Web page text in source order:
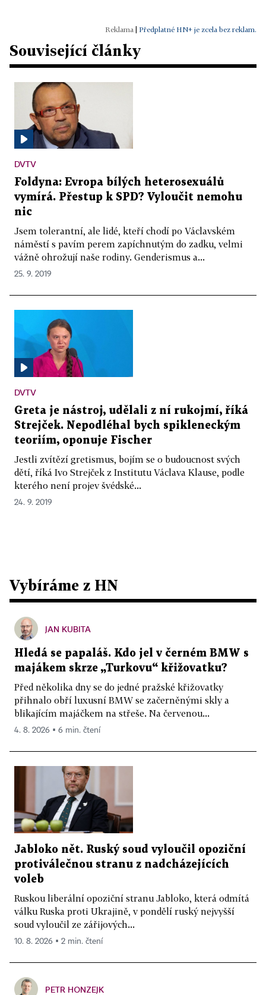
| Předplatné HN+ je zcela bez reklam.
Související články
DVTV
Foldyna: Evropa bílých heterosexuálů
vymírá. Přestup k SPD? Vyloučit nemohu
nic
Jsem tolerantní, ale lidé, kteří chodí po Václavském
náměstí s pavím perem zapíchnutým do zadku, velmi
vážně ohrožují naše rodiny. Genderismus a...
25. 9. 2019
DVTV
Greta je nástroj, udělali z ní rukojmí, říká
Strejček. Nepodléhal bych spikleneckým
teoriím, oponuje Fischer
Jestli zvítězí gretismus, bojím se o budoucnost svých
dětí, říká Ivo Strejček z Institutu Václava Klause, podle
kterého není projev švédské...
24. 9. 2019
Vybíráme z HN
JAN KUBITA
Hledá se papaláš. Kdo jel v černém BMW s
majákem skrze „Turkovu“ křižovatku?
Před několika dny se do jedné pražské křižovatky
přihnalo obří luxusní BMW se začerněnými skly a
blikajícím majáčkem na střeše. Na červenou...
4. 8. 2026 ▪ 6 min. čtení
Jabloko nět. Ruský soud vyloučil opoziční
protiválečnou stranu z nadcházejících
voleb
Ruskou liberální opoziční stranu Jabloko, která odmítá
válku Ruska proti Ukrajině, v pondělí ruský nejvyšší
soud vyloučil ze zářijových...
10. 8. 2026 ▪ 2 min. čtení
PETR HONZEJK